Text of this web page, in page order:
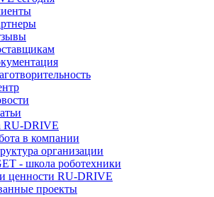
RU-DRIVE
в компании
организации
- школа роботехники
ценности RU-DRIVE
проекты